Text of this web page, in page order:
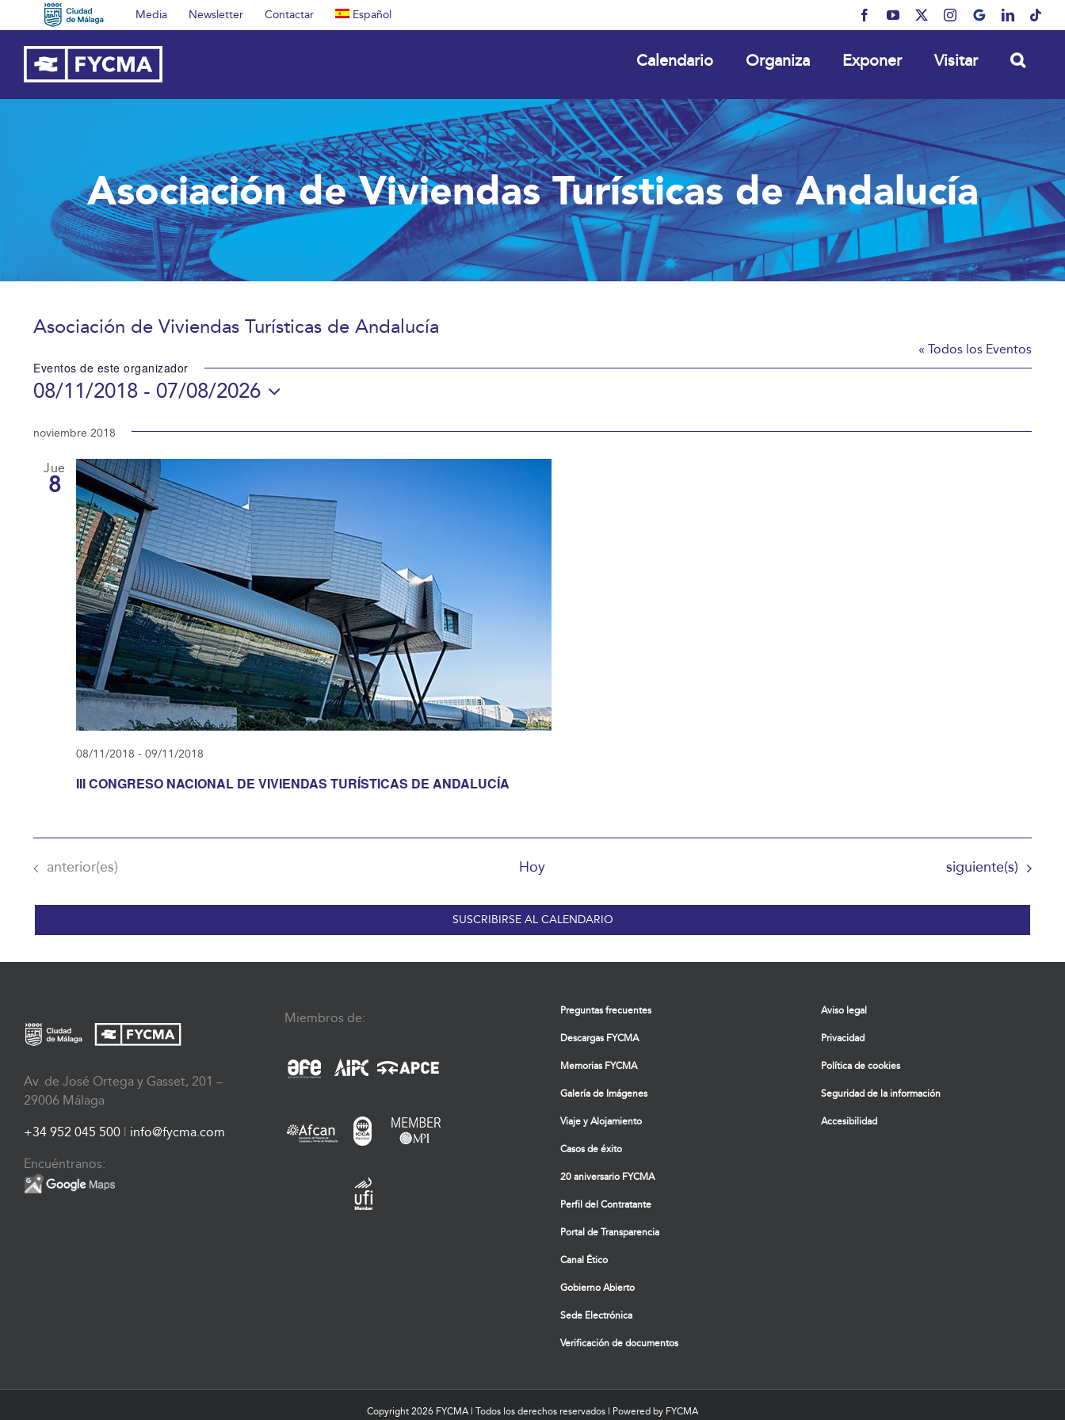
al
contenido
Media Newsletter Contactar Español FacebookYouTube Instagram
MyBusinessLinkedIn
Calendario Organiza Exponer Visitar
Asociación de Viviendas Turísticas de Andalucía
Asociación de Viviendas Turísticas de Andalucía
« Todos los Eventos
Eventos de este organizador
08/11/2018 - 07/08/2026
la
fecha.
noviembre 2018
Jue
8
III CONGRESO NACIONAL DE VIVIENDAS TURÍSTICAS DE ANDALUCÍA
08/11/2018 - 09/11/2018
Eventos
anterior(es) Hoy Eventos
siguiente(s)
SUSCRIBIRSE AL CALENDARIO
Av. de José Ortega y Gasset, 201 –
29006 Málaga
+34 952 045 500 info@fycma.com
Encuéntranos:
Miembros de: Preguntas frecuentes
Descargas FYCMA
Memorias FYCMA
Galería de Imágenes
Viaje y Alojamiento
Casos de éxito
20 aniversario FYCMA
Perfil del Contratante
Portal de Transparencia
Canal Ético
Gobierno Abierto
Sede Electrónica
Verificación de documentos
Aviso legal
Privacidad
Política de cookies
Seguridad de la información
Accesibilidad
Copyright 2026 FYCMA | Todos los derechos reservados | Powered by FYCMA